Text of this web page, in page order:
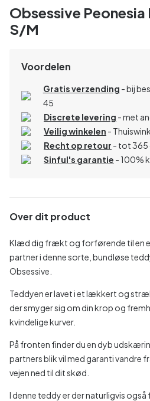
Obsessive
S/M
Voordelen
Gratis verzending - bij
45
Discrete levering - met
Veilig winkelen -
Recht op retour - tot 365
Sinful's garantie - 100%
Over dit product
Klæd dig frækt og forførende til en
partner i denne sorte, bundløse
Obsessive.
Teddyen er lavet i et lækkert og
der smyger sig om din krop og
kvindelige kurver.
På fronten finder du en dyb
partners blik vil med garanti vandre
vejen ned til dit skød.
I denne teddy er der naturligvis